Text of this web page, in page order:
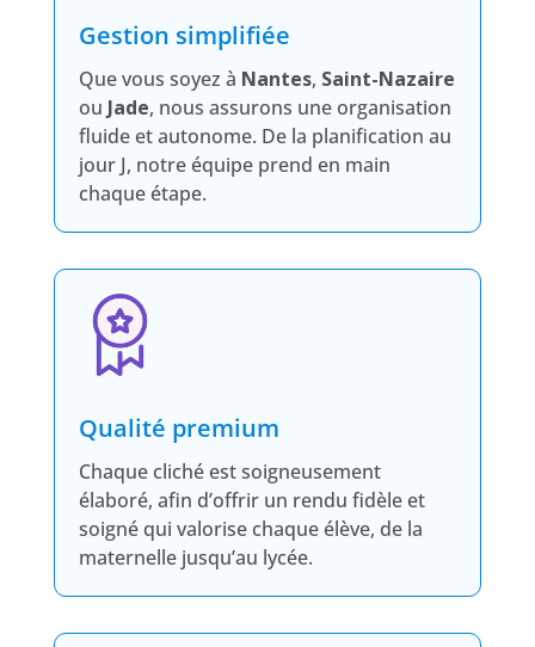
Gestion simplifiée
Que vous soyez à Nantes, Saint-Nazaire
ou Jade, nous assurons une organisation
fluide et autonome. De la planification au
jour J, notre équipe prend en main
chaque étape.
Qualité premium
Chaque cliché est soigneusement
élaboré, afin d’offrir un rendu fidèle et
soigné qui valorise chaque élève, de la
maternelle jusqu’au lycée.